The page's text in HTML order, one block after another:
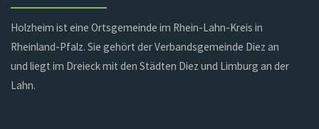
Holzheim ist eine Ortsgemeinde im Rhein-Lahn-Kreis in
Rheinland-Pfalz. Sie gehört der Verbandsgemeinde Diez an
und liegt im Dreieck mit den Städten Diez und Limburg an der
Lahn.